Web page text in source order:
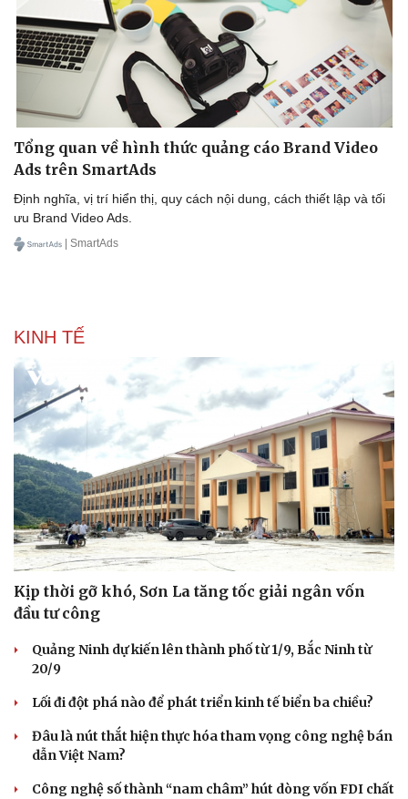
Doanh nghiệp
Thông tin doanh nghiệp
Doanh nghiệp 24h
Doanh nhân
Vì cộng đồng
Sành điệu
Trải nghiệm
Tổng quan về hình thức quảng cáo Brand Video
Ads trên SmartAds
Định nghĩa, vị trí hiển thị, quy cách nội dung, cách thiết lập và tối
ưu Brand Video Ads.
| SmartAds
KINH TẾ
Kịp thời gỡ khó, Sơn La tăng tốc giải ngân vốn
đầu tư công
Quảng Ninh dự kiến lên thành phố từ 1/9, Bắc Ninh từ
20/9
Lối đi đột phá nào để phát triển kinh tế biển ba chiều?
Đâu là nút thắt hiện thực hóa tham vọng công nghệ bán
dẫn Việt Nam?
Công nghệ số thành “nam châm” hút dòng vốn FDI chất